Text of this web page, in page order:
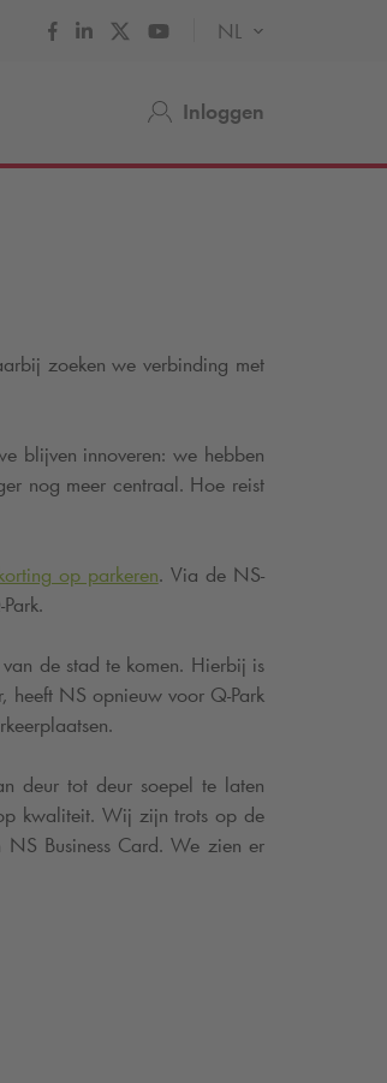
NL
Inloggen
zoeken we verbinding met
blijven innoveren: we hebben
nog meer centraal. Hoe reist
op parkeren. Via de NS-
.
van de stad te komen. Hierbij is
heeft NS opnieuw voor Q-Park
deur tot deur soepel te laten
kwaliteit. Wij zijn trots op de
Business Card. We zien er